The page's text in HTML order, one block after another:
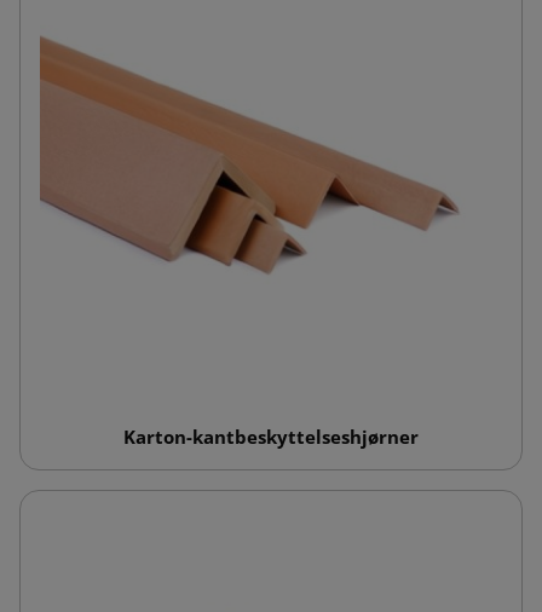
Karton-kantbeskyttelseshjørner